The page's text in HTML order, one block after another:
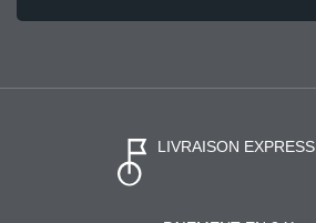
LIVRAISON EXPRESS